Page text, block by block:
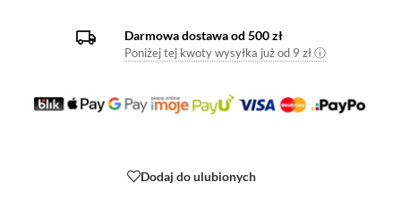
Darmowa dostawa od 500 zł
Poniżej tej kwoty wysyłka już od 9 zł ⓘ
Dodaj do ulubionych